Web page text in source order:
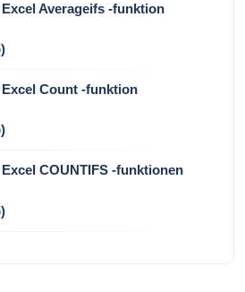
Averageifs -funktion
Count -funktion
COUNTIFS -funktionen